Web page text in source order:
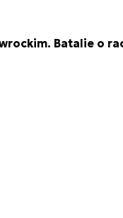
Batalie o